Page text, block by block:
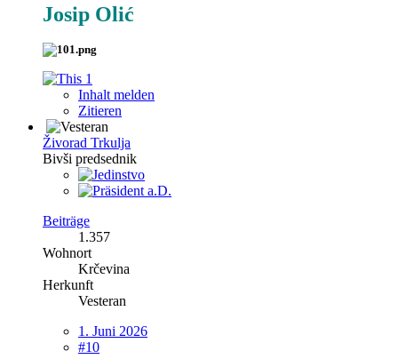
Josip Olić
1
Inhalt melden
Zitieren
Živorad Trkulja
Bivši predsednik
Beiträge
1.357
Wohnort
Krčevina
Herkunft
Vesteran
1. Juni 2026
#10